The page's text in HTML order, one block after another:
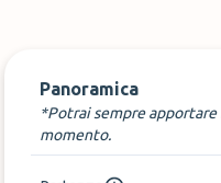
Panoramica
*Potrai sempre
momento.